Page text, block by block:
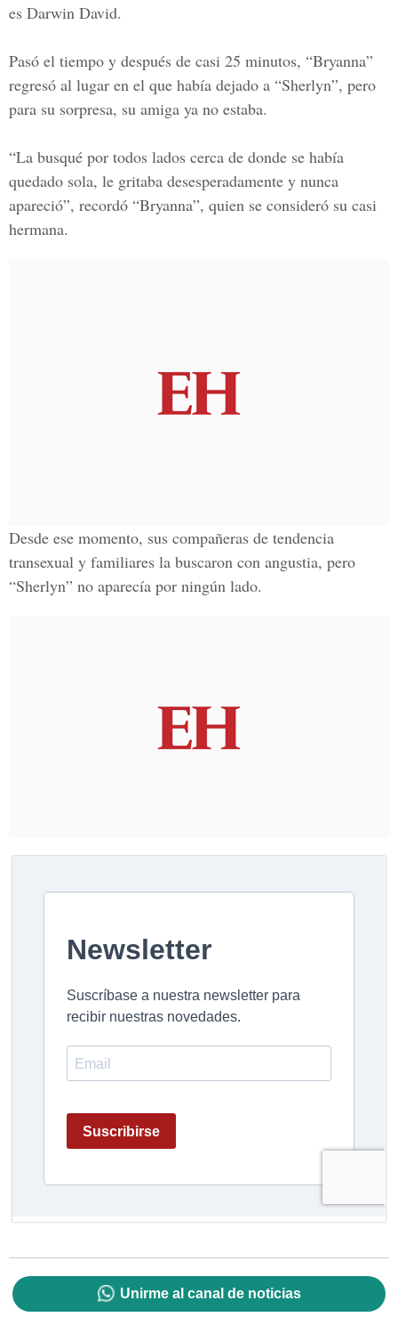
es Darwin David.
Pasó el tiempo y después de casi 25 minutos, “Bryanna”
regresó al lugar en el que había dejado a “Sherlyn”, pero
para su sorpresa, su amiga ya no estaba.
“La busqué por todos lados cerca de donde se había
quedado sola, le gritaba desesperadamente y nunca
apareció”, recordó “Bryanna”, quien se consideró su casi
hermana.
Desde ese momento, sus compañeras de tendencia
transexual y familiares la buscaron con angustia, pero
“Sherlyn” no aparecía por ningún lado.
Unirme al canal de noticias